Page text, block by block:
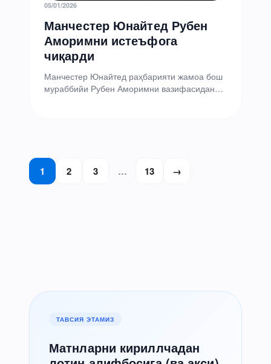
05/01/2026
Манчестер Юнайтед Рубен
Аморимни истеъфога
чиқарди
Манчестер Юнайтед раҳбарияти жамоа бош
мураббийи Рубен Аморимни вазифасидан
Posts
pagination
1 2 3 … 13 →
ТАВСИЯ ЭТАМИЗ
Матнларни кириллчадан